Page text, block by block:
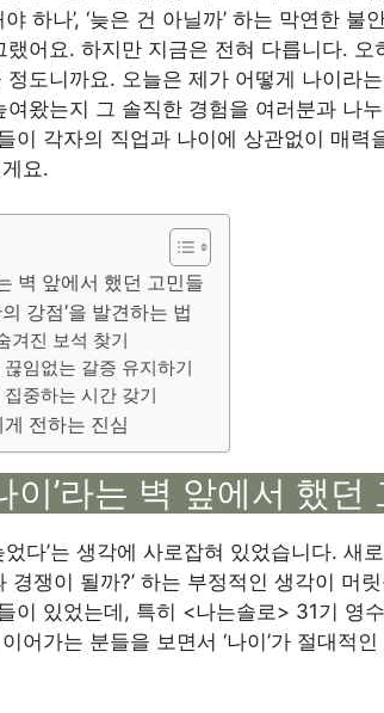
하나’, ‘늦은 건 아닐까’ 하는 막연한
랬어요. 하지만 지금은 전혀 다릅니다.
도니까요. 오늘은 제가 어떻게 나이라
왔는지 그 솔직한 경험을 여러분과 나
이 각자의 직업과 나이에 상관없이 매력
요.
벽 앞에서 했던 고민들
강점’을 발견하는 법
겨진 보석 찾기
끊임없는 갈증 유지하기
집중하는 시간 갖기
전하는 진심
이’라는 벽 앞에서 했던
다’는 생각에 사로잡혀 있었습니다. 새
경쟁이 될까?’ 하는 부정적인 생각이 머
이 있었는데, 특히 <나는솔로> 31기 영
어가는 분들을 보면서 ‘나이’가 절대적